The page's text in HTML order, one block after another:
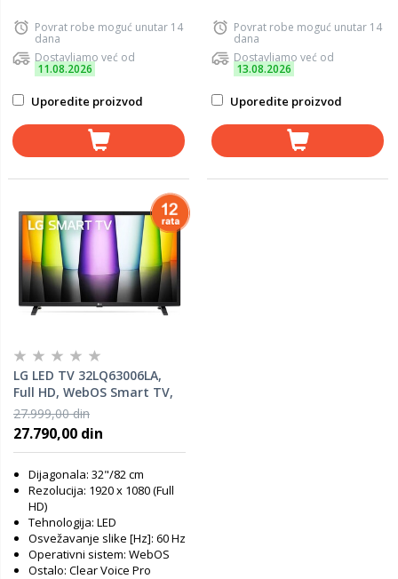
Povrat robe moguć unutar 14
dana
Dostavljamo već od
11.08.2026
Uporedite proizvod
Povrat robe moguć unutar 14
dana
Dostavljamo već od
13.08.2026
Uporedite proizvod
LG LED TV 32LQ63006LA,
Full HD, WebOS Smart TV,
ThinQ AI, α5 AI Processor
4K Gen5, HDR10 Pro, Full HD
upscaler, Clear Voice Pro
27.999,00 din
27.790,00 din
Dijagonala: 32"/82 cm
Rezolucija: 1920 x 1080 (Full
HD)
Tehnologija: LED
Osvežavanje slike [Hz]: 60 Hz
Operativni sistem: WebOS
Ostalo: Clear Voice Pro